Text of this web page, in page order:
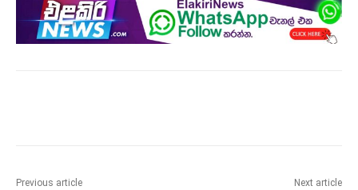
Previous article Next article